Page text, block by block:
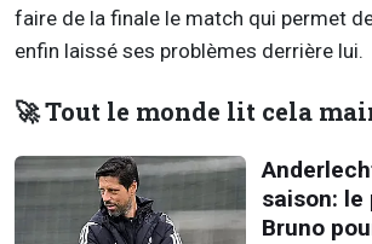
faire de la finale le match qui permet
enfin laissé ses problèmes derrière lui.
🚀 Tout le monde lit cela
saison: le
Bruno